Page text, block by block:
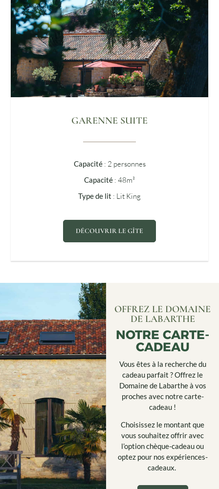
GARENNE SUITE
Capacité: 2 personnes
Capacité : 48m²
Type de lit : Lit King
DÉCOUVRIR LE GÎTE
OFFREZ LE DOMAINE
DE LABARTHE
NOTRE CARTE-
CADEAU
Vous êtes à la recherche du
cadeau parfait ? Offrez le
Domaine de Labarthe à vos
proches avec notre carte-
cadeau !
Choisissez le montant que
vous souhaitez offrir avec
l’option chèque-cadeau ou
optez pour nos expériences-
cadeaux.